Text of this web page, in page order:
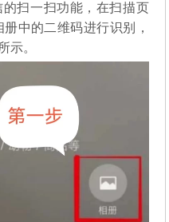
扫一扫功能，在扫描页
册中的二维码进行识别，
示。